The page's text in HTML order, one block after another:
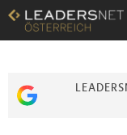
Zum
Inhalt
Zur
Zur